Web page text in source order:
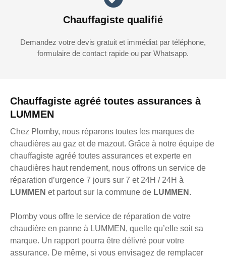
Chauffagiste agréé toutes assurances à
LUMMEN
Chez Plomby, nous réparons toutes les marques de
chaudières au gaz et de mazout. Grâce à notre équipe de
chauffagiste agréé toutes assurances et experte en
chaudières haut rendement, nous offrons un service de
réparation d’urgence 7 jours sur 7 et 24H / 24H à
LUMMEN et partout sur la commune de LUMMEN .
Plomby vous offre le service de réparation de votre
chaudière en panne à LUMMEN, quelle qu’elle soit sa
marque. Un rapport pourra être délivré pour votre
assurance. De même, si vous envisagez de remplacer
Chauffagiste qualifié
Demandez votre devis gratuit et immédiat par téléphone,
formulaire de contact rapide ou par Whatsapp.